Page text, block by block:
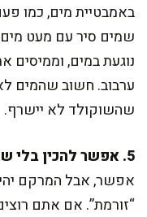
באמבטיית מים, כמו
שמים סיר עם מעט
נוגעת במים,
ערבוב. חשוב שהמים
שהשוקולד לא יישרף.
5. אפשר להכין בלי שמן קוקוס?
אפשר, אבל המרקם
“זורמת”. אם אתם